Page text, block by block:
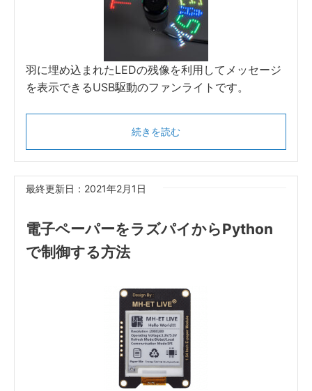
羽に埋め込まれたLEDの残像を利用してメッセージ
を表示できるUSB駆動のファンライトです。
続きを読む
最終更新日：2021年2月1日
電子ペーパーをラズパイからPython
で制御する方法